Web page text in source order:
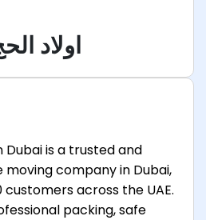
اولاد
company in Dubai,
across the UAE.
packing, safe